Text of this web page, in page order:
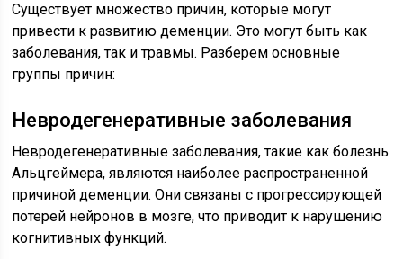
Существует множество причин, которые могут
привести к развитию деменции. Это могут быть как
заболевания, так и травмы. Разберем основные
группы причин:
Невродегенеративные заболевания
Невродегенеративные заболевания, такие как болезнь
Альцгеймера, являются наиболее распространенной
причиной деменции. Они связаны с прогрессирующей
потерей нейронов в мозге, что приводит к нарушению
когнитивных функций.